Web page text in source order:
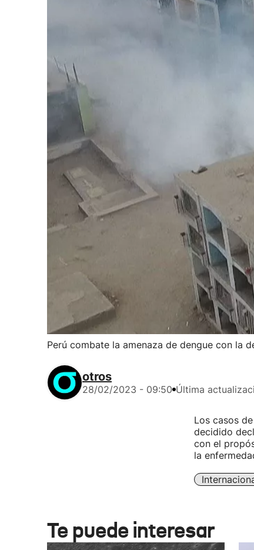
Perú combate la amenaza de dengue con la
otros
28/02/2023 - 09:50 Última
Los casos
decidido
con el
la
Te puede interesar